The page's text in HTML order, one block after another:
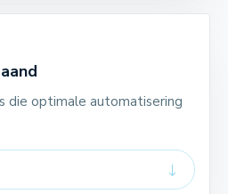
die optimale automatisering